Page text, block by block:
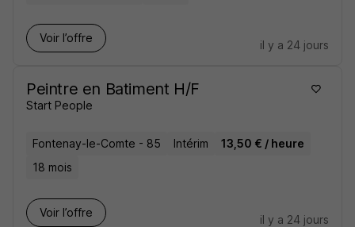
Voir l’offre
il y a 24 jours
Peintre en Batiment H/F
Start People
Fontenay-le-Comte - 85 Intérim
13,50 € / heure
18 mois
Voir l’offre
il y a 24 jours